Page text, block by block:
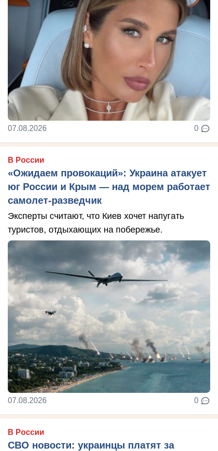
07.08.2026 0
В России
«Ожидаем провокаций»: Украина атакует
юг России и Крым — над морем работает
самолет-разведчик
Эксперты считают, что Киев хочет напугать
туристов, отдыхающих на побережье.
07.08.2026 0
В России
СВО новости: украинцы платят за